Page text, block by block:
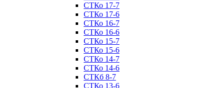
СТКо 17-7
СТКо 17-6
СТКо 16-7
СТКо 16-6
СТКо 15-7
СТКо 15-6
СТКо 14-7
СТКо 14-6
СТКб 8-7
СТКо 13-6